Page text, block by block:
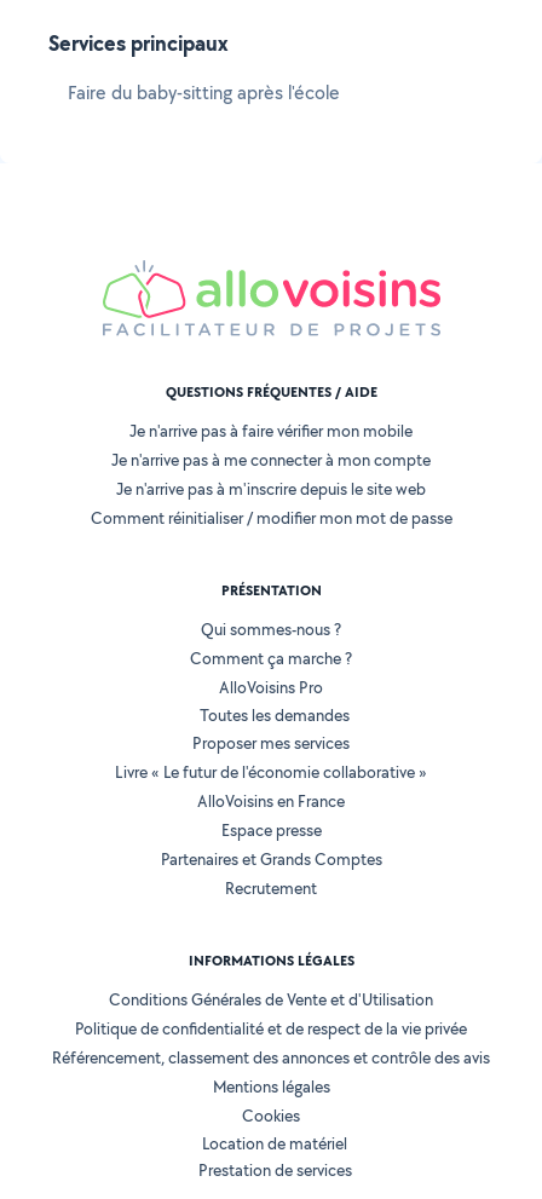
Services principaux
Faire du baby-sitting après l'école
QUESTIONS FRÉQUENTES / AIDE
Je n'arrive pas à faire vérifier mon mobile
Je n'arrive pas à me connecter à mon compte
Je n'arrive pas à m'inscrire depuis le site web
Comment réinitialiser / modifier mon mot de passe
PRÉSENTATION
Qui sommes-nous ?
Comment ça marche ?
AlloVoisins Pro
Toutes les demandes
Proposer mes services
Livre « Le futur de l'économie collaborative »
AlloVoisins en France
Espace presse
Partenaires et Grands Comptes
Recrutement
INFORMATIONS LÉGALES
Conditions Générales de Vente et d'Utilisation
Politique de confidentialité et de respect de la vie privée
Référencement, classement des annonces et contrôle des avis
Mentions légales
Cookies
Location de matériel
Prestation de services